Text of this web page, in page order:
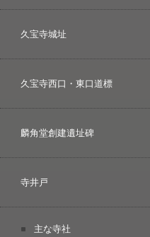
久宝寺城址
久宝寺西口・東口道標
麟角堂創建遺址碑
寺井戸
主な寺社